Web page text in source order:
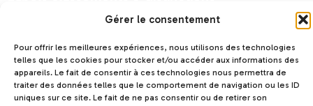
Gérer le consentement
Pour offrir les meilleures expériences, nous utilisons des technologies
telles que les cookies pour stocker et/ou accéder aux informations des
appareils. Le fait de consentir à ces technologies nous permettra de
traiter des données telles que le comportement de navigation ou les ID
uniques sur ce site. Le fait de ne pas consentir ou de retirer son
Chèques vacances acceptés
Agréments